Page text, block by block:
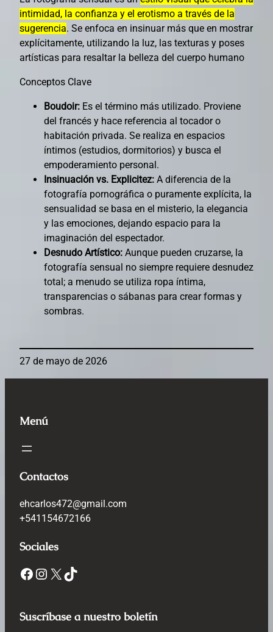
intimidad, la confianza y el erotismo a través de la
sugerencia. Se enfoca en insinuar más que en mostrar
explícitamente, utilizando la luz, las texturas y poses
artísticas para resaltar la belleza del cuerpo humano
Conceptos Clave
Boudoir: Es el término más utilizado. Proviene
del francés y hace referencia al tocador o
habitación privada. Se realiza en espacios
íntimos (estudios, dormitorios) y busca el
empoderamiento personal.
Insinuación vs. Explicitez: A diferencia de la
fotografía pornográfica o puramente explícita, la
sensualidad se basa en el misterio, la elegancia
y las emociones, dejando espacio para la
imaginación del espectador.
Desnudo Artístico: Aunque pueden cruzarse, la
fotografía sensual no siempre requiere desnudez
total; a menudo se utiliza ropa íntima,
transparencias o sábanas para crear formas y
sombras.
27 de mayo de 2026
Menú
Contactos
ehcarlos472@gmail.com
+541154672166
Sociales
Facebook Instagram X TikTok
Suscríbase a nuestro boletín